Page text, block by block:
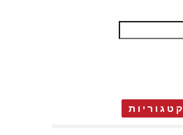
קטגוריות